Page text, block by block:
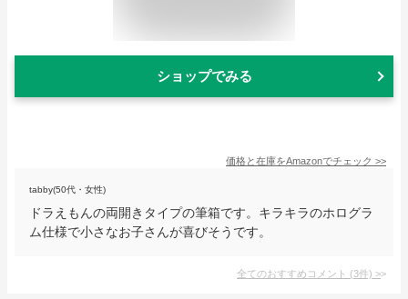
ショップでみる
価格と在庫をAmazonでチェック >>
tabby(50代・女性)
ドラえもんの両開きタイプの筆箱です。キラキラのホログラ
ム仕様で小さなお子さんが喜びそうです。
全てのおすすめコメント (3件) >